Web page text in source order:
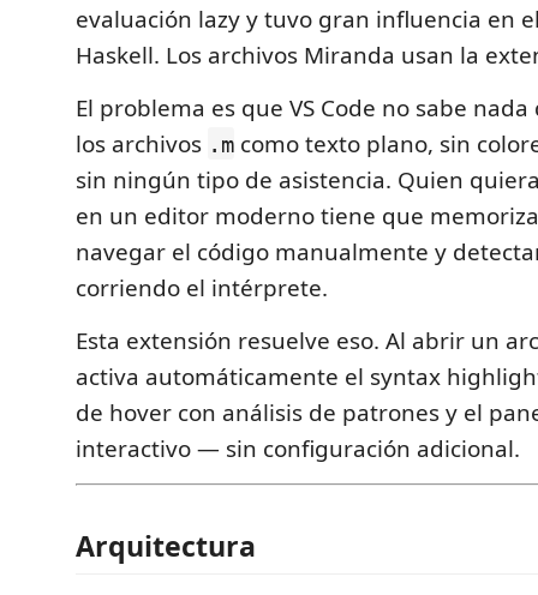
evaluación lazy y tuvo gran influencia en
Haskell. Los archivos Miranda usan la
El problema es que VS Code no sabe
los archivos .m como texto plano, sin
sin ningún tipo de asistencia. Quien
en un editor moderno tiene que
navegar el código manualmente y
corriendo el intérprete.
Esta extensión resuelve eso. Al abrir un
activa automáticamente el syntax
de hover con análisis de patrones y el
interactivo — sin configuración adicional.
Arquitectura